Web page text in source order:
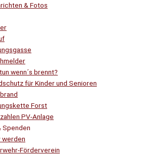
& Fotos
wenn´s brennt?
für Kinder und Senioren
Forst
PV-Anlage
Spenden
werden
Förderverein